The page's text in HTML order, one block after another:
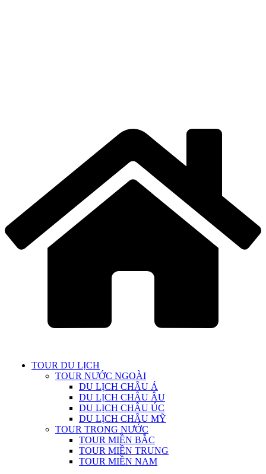
TOUR DU LỊCH
TOUR NƯỚC NGOÀI
DU LỊCH CHÂU Á
DU LỊCH CHÂU ÂU
DU LỊCH CHÂU ÚC
DU LỊCH CHÂU MỸ
TOUR TRONG NƯỚC
TOUR MIỀN BẮC
TOUR MIỀN TRUNG
TOUR MIỀN NAM